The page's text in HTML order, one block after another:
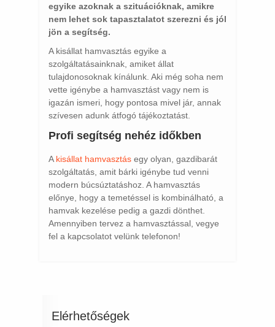
egyike azoknak a szituációknak, amikre
nem lehet sok tapasztalatot szerezni és jól
jön a segítség.
A kisállat hamvasztás egyike a
szolgáltatásainknak, amiket állat
tulajdonosoknak kínálunk. Aki még soha nem
vette igénybe a hamvasztást vagy nem is
igazán ismeri, hogy pontosa mivel jár, annak
szívesen adunk átfogó tájékoztatást.
Profi segítség nehéz időkben
A kisállat hamvasztás egy olyan, gazdibarát
szolgáltatás, amit bárki igénybe tud venni
modern búcsúztatáshoz. A hamvasztás
előnye, hogy a temetéssel is kombinálható, a
hamvak kezelése pedig a gazdi dönthet.
Amennyiben tervez a hamvasztással, vegye
fel a kapcsolatot velünk telefonon!
Elérhetőségek